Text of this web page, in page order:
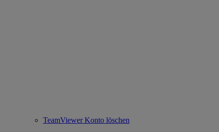
TeamViewer Konto löschen